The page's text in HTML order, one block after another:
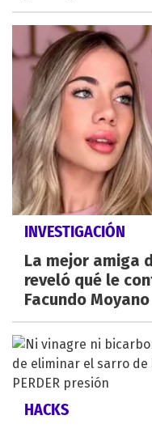
INVESTIGACIÓN
La mejor amiga
reveló qué le
Facundo Moyano
HACKS